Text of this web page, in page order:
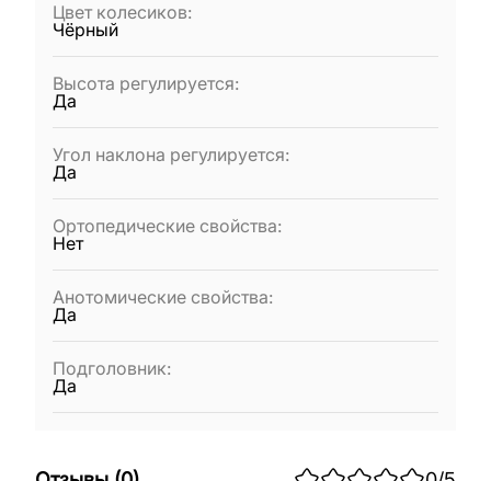
Цвет колесиков:
Чёрный
Высота регулируется:
Да
Угол наклона регулируется:
Да
Ортопедические свойства:
Нет
Анотомические свойства:
Да
Подголовник:
Да